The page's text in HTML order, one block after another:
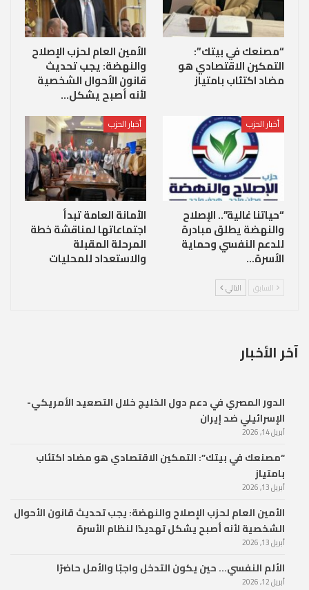
“مصنعك في بيتك”:
التمكين الاقتصادي هو
مضاد اكتئاب بامتياز
الأمين العام لحزب الإصلاح
والنهضة: يجب تحديث
قانون الأحوال الشخصية
لأنه أصبح يشكل…
أخبار الحزب
“حياتنا غالية”.. الإصلاح
والنهضة يطلق مبادرة
للدعم النفسي وحماية
الأسرة…
أخبار الحزب
الأمانة العامة تبدأ
اجتماعاتها لمناقشة خطة
المرحلة المقبلة
والاستعداد للمحليات
السابق التالي
آخر الأخبار
الدور المصري في دعم دول الخليج خلال التصعيد الأمريكي-
الإسرائيلي ضد إيران
أبريل 14, 2026
“مصنعك في بيتك”: التمكين الاقتصادي هو مضاد اكتئاب
بامتياز
أبريل 13, 2026
الأمين العام لحزب الإصلاح والنهضة: يجب تحديث قانون الأحوال
الشخصية لأنه أصبح يشكل تهديدًا لنظام الأسرة
أبريل 13, 2026
الألم النفسي… حين يكون التدخل واجبًا والأمل حاضرًا
أبريل 12, 2026